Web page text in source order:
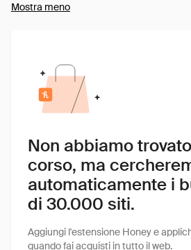
Mostra meno
Non abbiamo
corso, ma
automaticamente i
di 30.000 siti.
Aggiungi l'estensione Honey e
quando fai acquisti in tutto il web.